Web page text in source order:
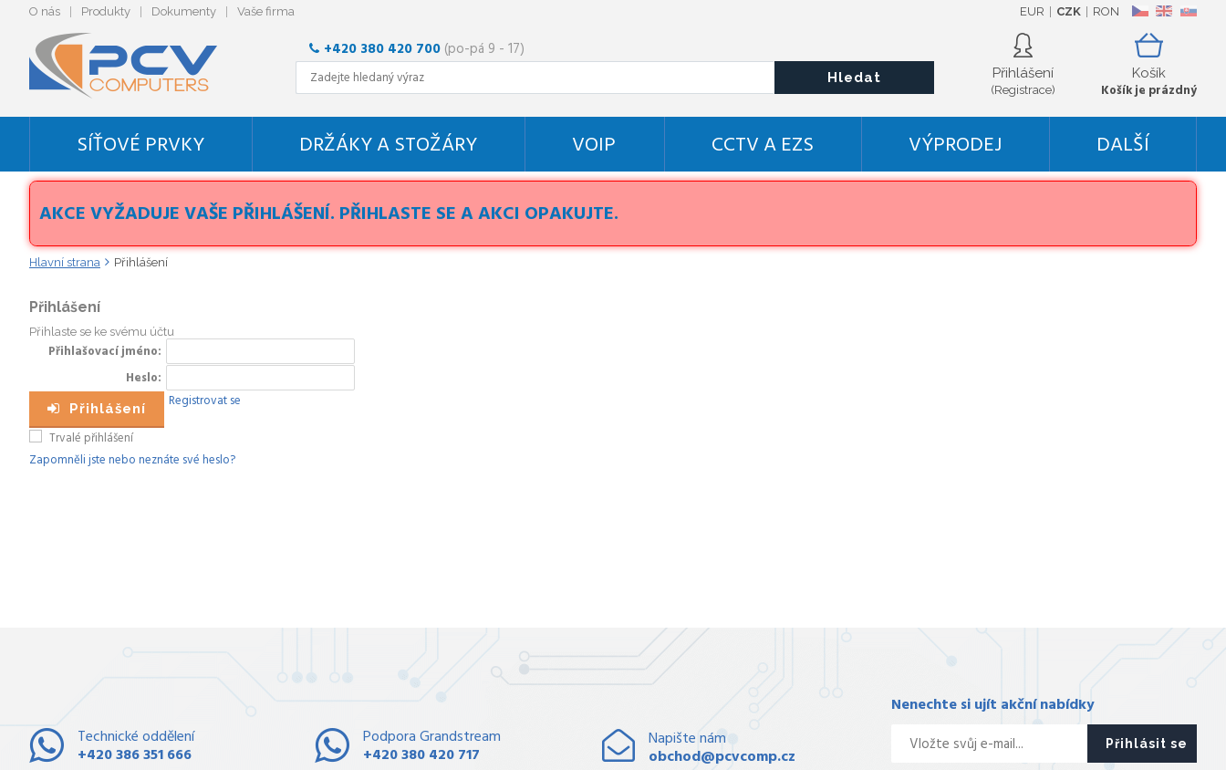
O nás Produkty Dokumenty Vaše firma CZ EN SK
EUR CZK RON
Košík
Košík je prázdný
Přihlášení
(Registrace)
+420 380 420 700 (po-pá 9 - 17)
Hledat
SÍŤOVÉ PRVKY DRŽÁKY A STOŽÁRY VOIP CCTV A EZS VÝPRODEJ DALŠÍ
AKCE VYŽADUJE VAŠE PŘIHLÁŠENÍ. PŘIHLASTE SE A AKCI OPAKUJTE.
Hlavní strana Přihlášení
Přihlášení
Přihlaste se ke svému účtu
Přihlašovací jméno
Heslo
Přihlášení
Registrovat se
Trvalé přihlášení
Zapomněli jste nebo neznáte své heslo?
Technické oddělení
+420 386 351 666
Podpora Grandstream
+420 380 420 717
Napište nám
obchod@pcvcomp.cz
Nenechte si ujít akční nabídky
Přihlásit se